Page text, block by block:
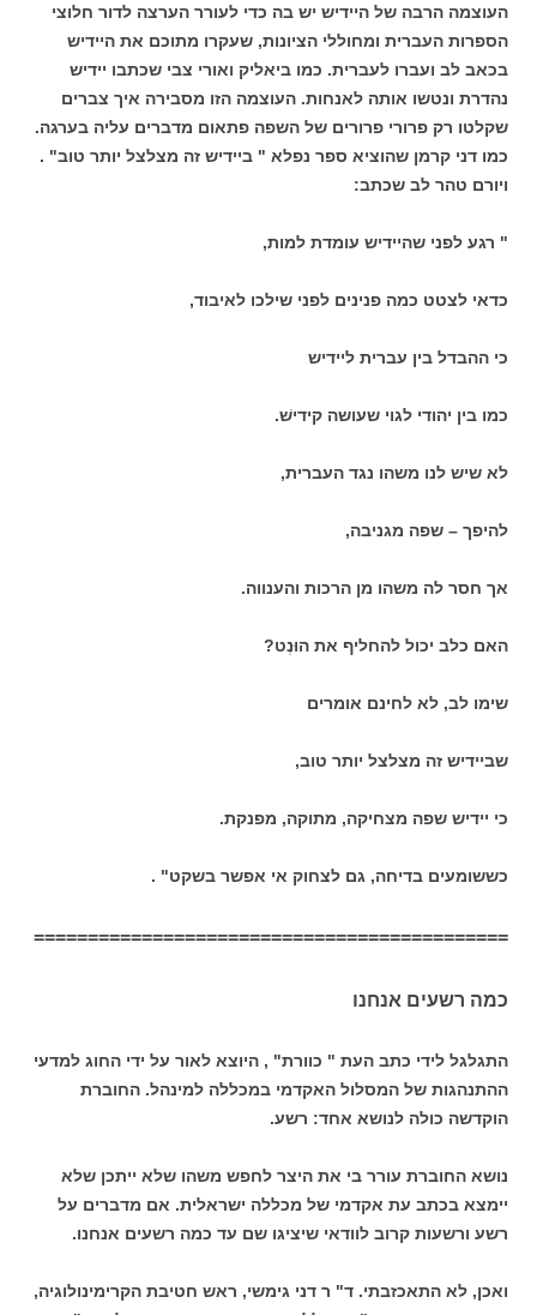
העוצמה הרבה של היידיש יש בה כדי לעורר הערצה לדור חלוצי
הספרות העברית ומחוללי הציונות, שעקרו מתוכם את היידיש
בכאב לב ועברו לעברית. כמו ביאליק ואורי צבי שכתבו יידיש
נהדרת ונטשו אותה לאנחות. העוצמה הזו מסבירה איך צברים
שקלטו רק פרורי פרורים של השפה פתאום מדברים עליה בערגה.
כמו דני קרמן שהוציא ספר נפלא " ביידיש זה מצלצל יותר טוב" .
ויורם טהר לב שכתב:
" רגע לפני שהיידיש עומדת למות,
כדאי לצטט כמה פנינים לפני שילכו לאיבוד,
כי ההבדל בין עברית ליידיש
כמו בין יהודי לגוי שעושה קידישׁ.
לא שיש לנו משהו נגד העברית,
להיפך – שפה מגניבה,
אך חסר לה משהו מן הרכות והענווה.
האם כלב יכול להחליף את הוּנְט?
שימו לב, לא לחינם אומרים
שביידיש זה מצלצל יותר טוב,
כי יידיש שפה מצחיקה, מתוקה, מפנקת.
כששומעים בדיחה, גם לצחוק אי אפשר בשקט" .
============================================
כמה רשעים אנחנו
התגלגל לידי כתב העת " כוורת" , היוצא לאור על ידי החוג למדעי
ההתנהגות של המסלול האקדמי במכללה למינהל. החוברת
הוקדשה כולה לנושא אחד: רשע.
נושא החוברת עורר בי את היצר לחפש משהו שלא ייתכן שלא
יימצא בכתב עת אקדמי של מכללה ישראלית. אם מדברים על
רשע ורשעות קרוב לוודאי שיציגו שם עד כמה רשעים אנחנו.
ואכן, לא התאכזבתי. ד" ר דני גימשי, ראש חטיבת הקרימינולוגיה,